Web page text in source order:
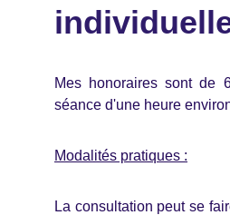
Mes honoraires sont de
séance d'une heure
Modalités pratiques :
La consultation peut se